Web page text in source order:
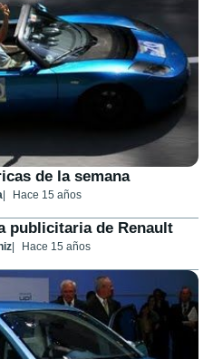
de la semana
Hace 15 años
publicitaria de Renault
Hace 15 años